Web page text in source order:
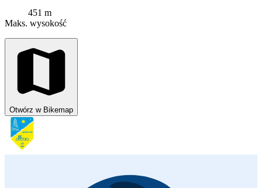
451 m
Maks. wysokość
Otwórz w Bikemap